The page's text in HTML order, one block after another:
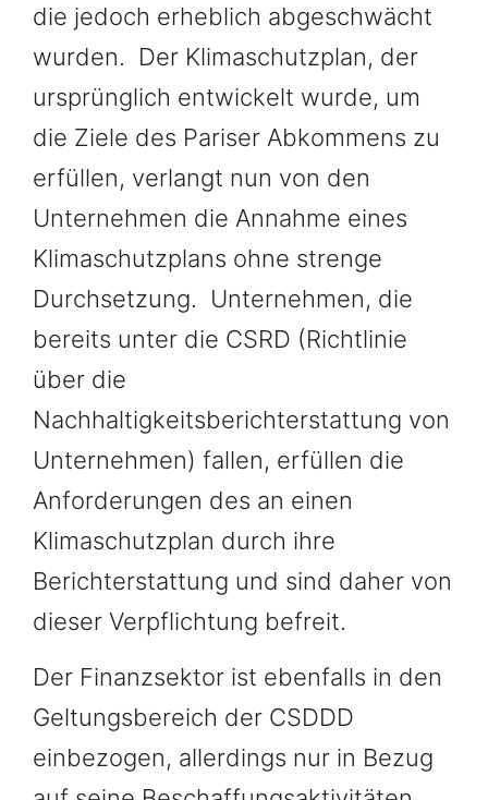
die jedoch erheblich abgeschwächt
wurden. Der Klimaschutzplan, der
ursprünglich entwickelt wurde, um
die Ziele des Pariser Abkommens zu
erfüllen, verlangt nun von den
Unternehmen die Annahme eines
Klimaschutzplans ohne strenge
Durchsetzung. Unternehmen, die
bereits unter die CSRD (Richtlinie
über die
Nachhaltigkeitsberichterstattung von
Unternehmen) fallen, erfüllen die
Anforderungen des an einen
Klimaschutzplan durch ihre
Berichterstattung und sind daher von
dieser Verpflichtung befreit.
Der Finanzsektor ist ebenfalls in den
Geltungsbereich der CSDDD
einbezogen, allerdings nur in Bezug